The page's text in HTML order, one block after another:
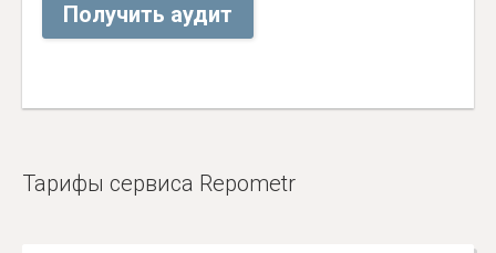
Получить аудит
Тарифы сервиса Repometr